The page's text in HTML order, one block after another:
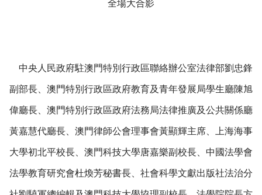
全場大合影
中央人民政府駐澳門特別行政區聯絡辦公室法律部劉忠鋒
副部長、澳門特別行政區政府教育及青年發展局學生廳陳旭
偉廳長、澳門特別行政區政府法務局法律推廣及公共關係廳
黃嘉慧代廳長、澳門律師公會理事會黃顯輝主席、上海海事
大學初北平校長、澳門科技大學唐嘉樂副校長、中國法學會
法學教育研究會杜煥芳秘書長、社會科學文獻出版社法治分